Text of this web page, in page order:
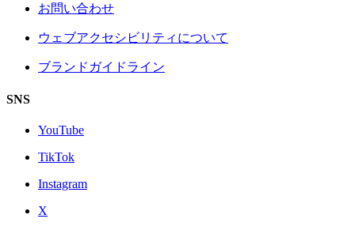
お問い合わせ
ウェブアクセシビリティについて
ブランドガイドライン
SNS
YouTube
TikTok
Instagram
X